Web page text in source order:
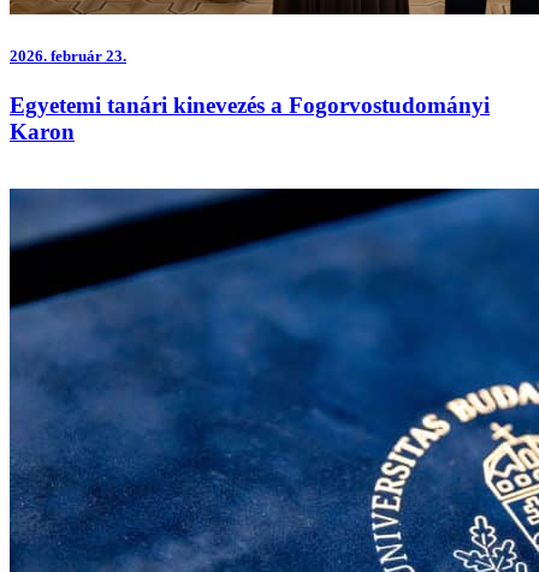
2026. február 23.
Egyetemi tanári kinevezés a Fogorvostudományi
Karon